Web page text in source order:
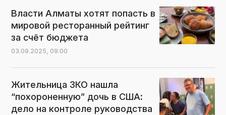
Власти Алматы хотят попасть в
мировой ресторанный рейтинг
за счёт бюджета
03.09.2025, 09:00
Жительница ЗКО нашла
“похороненную” дочь в США:
дело на контроле руководства